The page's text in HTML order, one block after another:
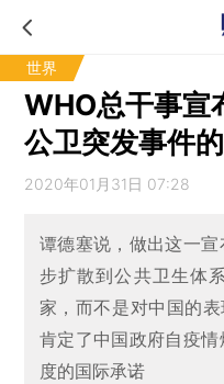
世界
WHO总干事宣
公卫突发事件
2020年01月31日 07:28
谭德塞说，做出这一
步扩散到公共卫生体
家，而不是对中国的
肯定了中国政府自疫
度的国际承诺